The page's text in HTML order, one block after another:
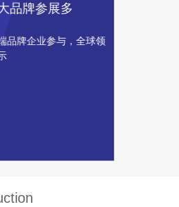
品牌参展多
品牌企业参与，全球领